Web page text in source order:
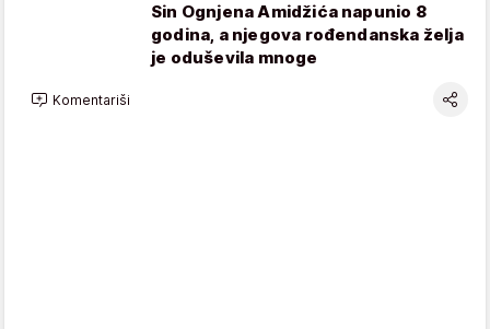
Sin Ognjena Amidžića napunio 8
godina, a njegova rođendanska želja
je oduševila mnoge
Komentariši